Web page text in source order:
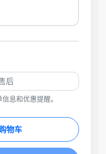
息和优惠提醒。
物车